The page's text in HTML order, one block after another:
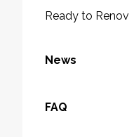
Ready to Renov
News
FAQ